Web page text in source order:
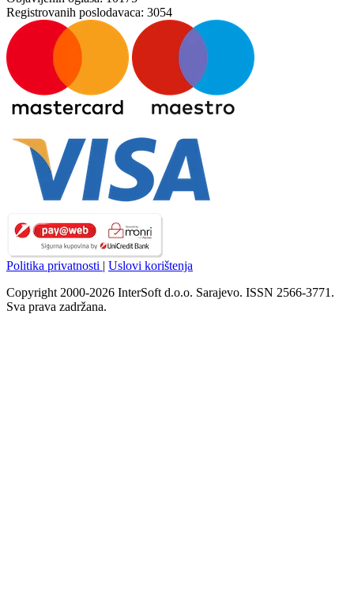
Registrovanih poslodavaca: 3054
Politika privatnosti | Uslovi korištenja
Copyright 2000-2026 InterSoft d.o.o. Sarajevo. ISSN 2566-3771.
Sva prava zadržana.